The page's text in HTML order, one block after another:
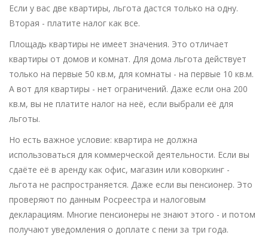
Если у вас две квартиры, льгота дастся только на одну.
Вторая - платите налог как все.
Площадь квартиры не имеет значения. Это отличает
квартиры от домов и комнат. Для дома льгота действует
только на первые 50 кв.м, для комнаты - на первые 10 кв.м.
А вот для квартиры - нет ограничений. Даже если она 200
кв.м, вы не платите налог на неё, если выбрали её для
льготы.
Но есть важное условие: квартира не должна
использоваться для коммерческой деятельности. Если вы
сдаёте её в аренду как офис, магазин или коворкинг -
льгота не распространяется. Даже если вы пенсионер. Это
проверяют по данным Росреестра и налоговым
декларациям. Многие пенсионеры не знают этого - и потом
получают уведомления о доплате с пени за три года.